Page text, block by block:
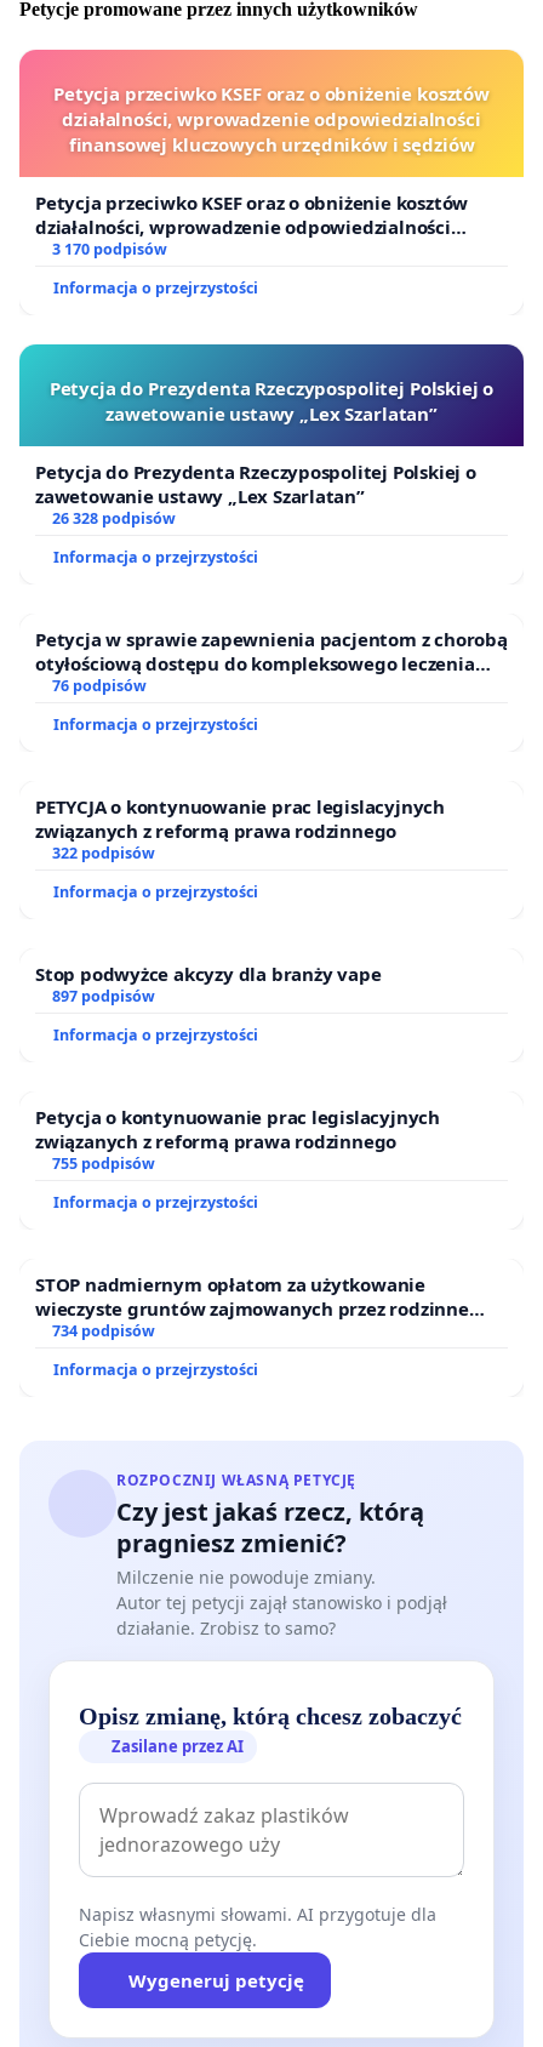
Petycje promowane przez innych użytkowników
Petycja przeciwko KSEF oraz o obniżenie kosztów
działalności, wprowadzenie odpowiedzialności
finansowej kluczowych urzędników i sędziów
Petycja przeciwko KSEF oraz o obniżenie kosztów
działalności, wprowadzenie odpowiedzialności
finansowej kluczowych urzędników i sędziów
3 170 podpisów
Informacja o przejrzystości
Petycja do Prezydenta Rzeczypospolitej Polskiej o
zawetowanie ustawy „Lex Szarlatan”
Petycja do Prezydenta Rzeczypospolitej Polskiej o
zawetowanie ustawy „Lex Szarlatan”
26 328 podpisów
Informacja o przejrzystości
Petycja w sprawie zapewnienia pacjentom z chorobą
otyłościową dostępu do kompleksowego leczenia
oraz programów profilaktycznych.
76 podpisów
Informacja o przejrzystości
PETYCJA o kontynuowanie prac legislacyjnych
związanych z reformą prawa rodzinnego
322 podpisów
Informacja o przejrzystości
Stop podwyżce akcyzy dla branży vape
897 podpisów
Informacja o przejrzystości
Petycja o kontynuowanie prac legislacyjnych
związanych z reformą prawa rodzinnego
755 podpisów
Informacja o przejrzystości
STOP nadmiernym opłatom za użytkowanie
wieczyste gruntów zajmowanych przez rodzinne
ogrody działkowe.
734 podpisów
Informacja o przejrzystości
ROZPOCZNIJ WŁASNĄ PETYCJĘ
Czy jest jakaś rzecz, którą
pragniesz zmienić?
Milczenie nie powoduje zmiany.
Autor tej petycji zajął stanowisko i podjął
działanie. Zrobisz to samo?
Opisz zmianę, którą chcesz zobaczyć
Zasilane przez AI
Napisz własnymi słowami. AI przygotuje dla
Ciebie mocną petycję.
Wygeneruj petycję